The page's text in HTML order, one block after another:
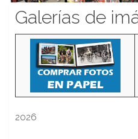
Galerías de
2026